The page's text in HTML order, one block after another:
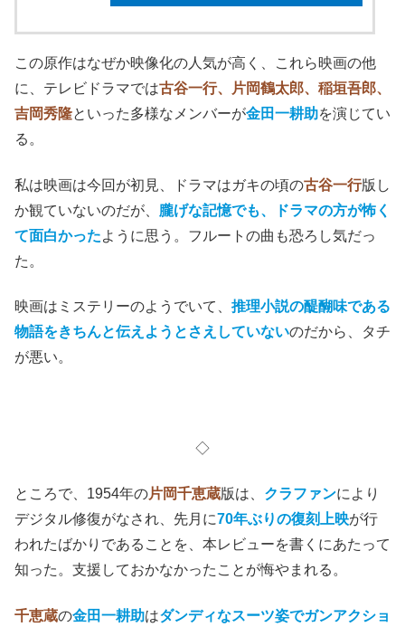
この原作はなぜか映像化の人気が高く、これら映画の他
に、テレビドラマでは古谷一行、片岡鶴太郎、稲垣吾郎、
吉岡秀隆といった多様なメンバーが金田一耕助を演じてい
る。
私は映画は今回が初見、ドラマはガキの頃の古谷一行版し
か観ていないのだが、 朧げな記憶でも、ドラマの方が怖く
て面白かったように思う。 フルートの曲も恐ろし気だっ
た。
映画はミステリーのようでいて、 推理小説の醍醐味である
物語をきちんと伝えようとさえしていないのだから、タチ
が悪い。
◇
ところで、1954年の片岡千恵蔵版は、 クラファンにより
デジタル修復がなされ、先月に70年ぶりの復刻上映が行
われたばかりであることを、本レビューを書くにあたって
知った。支援しておかなかったことが悔やまれる。
千恵蔵の金田一耕助はダンディなスーツ姿でガンアクショ